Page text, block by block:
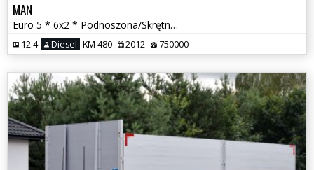
MAN
Euro 5 * 6x2 * Podnoszona/Skrętna Oś *
12.4 Diesel KM 480 2012 750000